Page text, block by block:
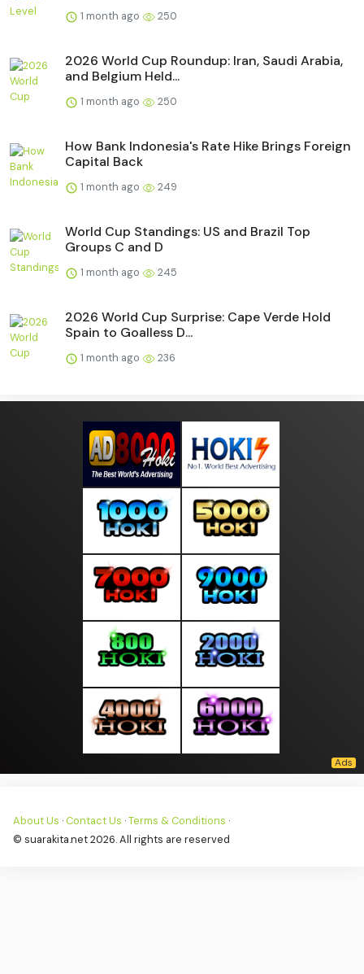
1 month ago 250
2026 World Cup Roundup: Iran, Saudi Arabia,
and Belgium Held...
1 month ago 250
How Bank Indonesia's Rate Hike Brings Foreign
Capital Back
1 month ago 249
World Cup Standings: US and Brazil Top
Groups C and D
1 month ago 245
2026 World Cup Surprise: Cape Verde Hold
Spain to Goalless D...
1 month ago 236
About Us ·Contact Us ·Terms & Conditions ·
© suarakita.net 2026. All rights are reserved